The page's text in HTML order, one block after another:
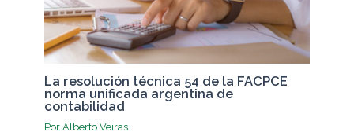
La resolución técnica 54 de la FACPCE
norma unificada argentina de
contabilidad
PorAlberto Veiras